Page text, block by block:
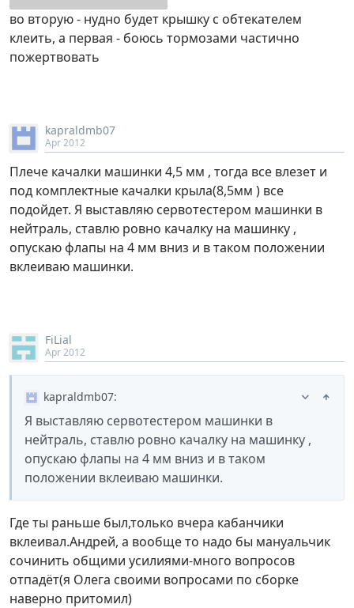
во вторую - нудно будет крышку с обтекателем
клеить, а первая - боюсь тормозами частично
пожертвовать
kapraldmb07
Apr 2012
Плече качалки машинки 4,5 мм , тогда все влезет и
под комплектные качалки крыла(8,5мм ) все
подойдет. Я выставляю сервотестером машинки в
нейтраль, ставлю ровно качалку на машинку ,
опускаю флапы на 4 мм вниз и в таком положении
вклеиваю машинки.
FiLial
Apr 2012
kapraldmb07:
Я выставляю сервотестером машинки в
нейтраль, ставлю ровно качалку на машинку ,
опускаю флапы на 4 мм вниз и в таком
положении вклеиваю машинки.
Где ты раньше был,только вчера кабанчики
вклеивал.Андрей, а вообще то надо бы мануальчик
сочинить общими усилиями-много вопросов
отпадёт(я Олега своими вопросами по сборке
наверно притомил)